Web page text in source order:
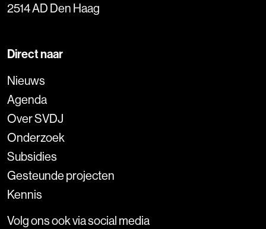
2514 AD Den Haag
Direct naar
Nieuws
Agenda
Over SVDJ
Onderzoek
Subsidies
Gesteunde projecten
Kennis
Volg ons ook via social media